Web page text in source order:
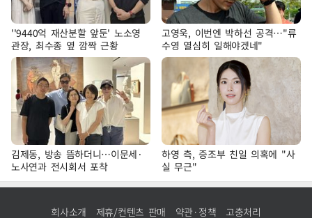
''9440억 재산분할 앞둔' 노소영
관장, 최수종 옆 깜짝 근황
고영욱, 이번엔 박하선 공격…"류
수영 열심히 일해야겠네"
김제동, 방송 뜸하더니…이문세·
노사연과 전시회서 포착
하영 측, 증조부 친일 의혹에 "사
실 무근"
회사소개 제휴/컨텐츠 판매 약관·정책 고충처리